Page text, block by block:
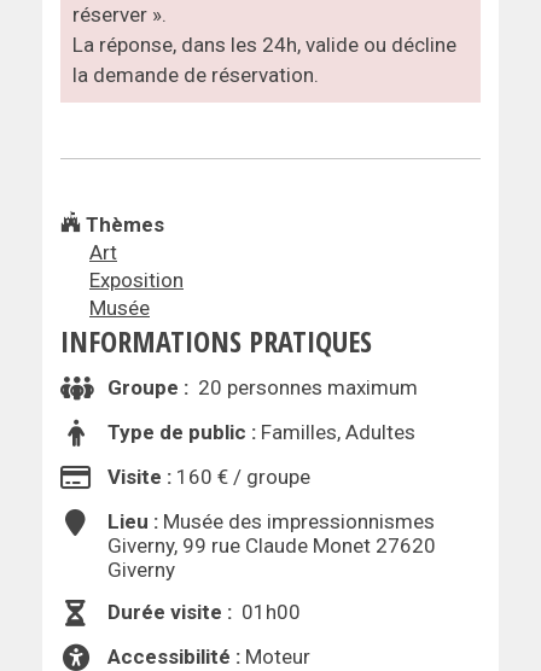
réserver ».
La réponse, dans les 24h, valide ou décline
la demande de réservation.
Thèmes
Art
Exposition
Musée
INFORMATIONS PRATIQUES
Groupe : 20 personnes maximum
Type de public : Familles, Adultes
Visite : 160 € / groupe
Lieu : Musée des impressionnismes
Giverny, 99 rue Claude Monet 27620
Giverny
Durée visite : 01h00
Accessibilité : Moteur